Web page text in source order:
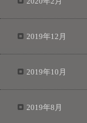
2019年12月
2019年10月
2019年8月